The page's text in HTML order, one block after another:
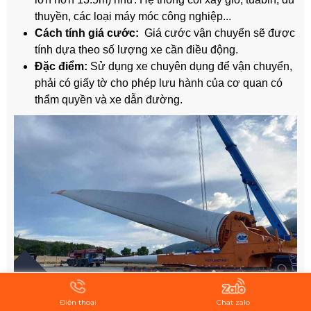
thuyền, các loại máy móc công nghiệp...
Cách tính giá cước: Giá cước vận chuyển sẽ được
tính dựa theo số lượng xe cần điều động.
Đặc điểm: Sử dụng xe chuyên dụng để vận chuyển,
phải có giấy tờ cho phép lưu hành của cơ quan có
thẩm quyền và xe dẫn đường.
Điện thoại Chat zalo